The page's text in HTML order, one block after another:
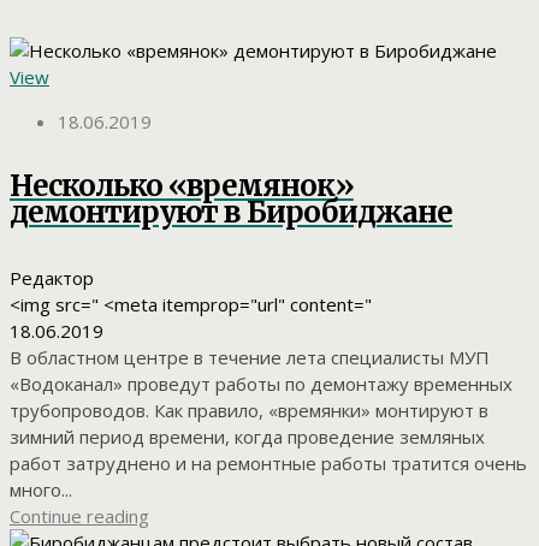
View
18.06.2019
Несколько «времянок»
демонтируют в Биробиджане
Редактор
<img src=" <meta itemprop="url" content="
18.06.2019
В областном центре в течение лета специалисты МУП
«Водоканал» проведут работы по демонтажу временных
трубопроводов. Как правило, «времянки» монтируют в
зимний период времени, когда проведение земляных
работ затруднено и на ремонтные работы тратится очень
много...
Continue reading